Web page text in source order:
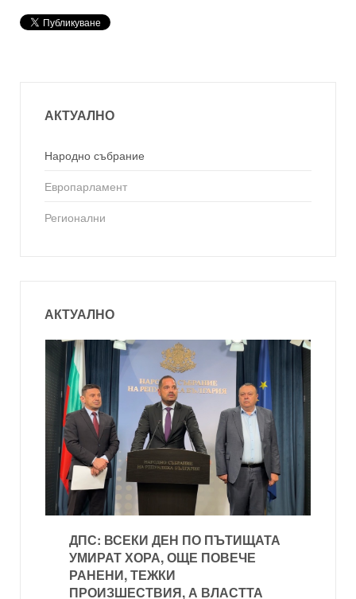
АКТУАЛНО
Народно събрание
Европарламент
Регионални
АКТУАЛНО
ДПС: ВСЕКИ ДЕН ПО ПЪТИЩАТА
УМИРАТ ХОРА, ОЩЕ ПОВЕЧЕ
РАНЕНИ, ТЕЖКИ
ПРОИЗШЕСТВИЯ, А ВЛАСТТА